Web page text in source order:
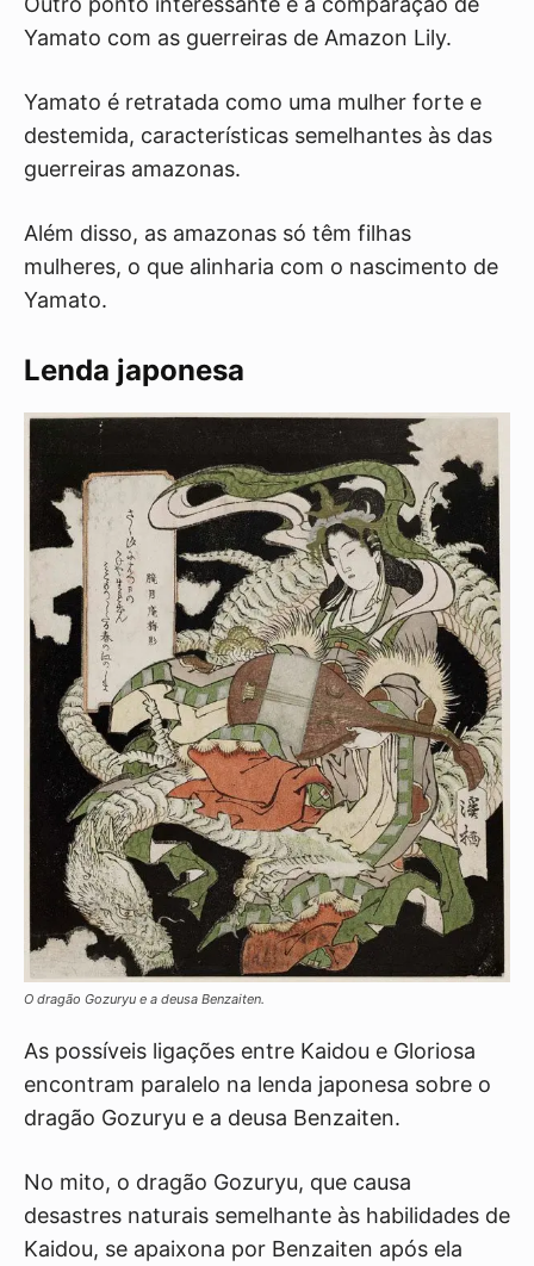
Yamato com as guerreiras de Amazon Lily.
Yamato é retratada como uma mulher forte e
destemida, características semelhantes às das
guerreiras amazonas.
Além disso, as amazonas só têm filhas
mulheres, o que alinharia com o nascimento de
Yamato.
Lenda japonesa
O dragão Gozuryu e a deusa Benzaiten.
As possíveis ligações entre Kaidou e Gloriosa
encontram paralelo na lenda japonesa sobre o
dragão Gozuryu e a deusa Benzaiten.
No mito, o dragão Gozuryu, que causa
desastres naturais semelhante às habilidades de
Kaidou, se apaixona por Benzaiten após ela